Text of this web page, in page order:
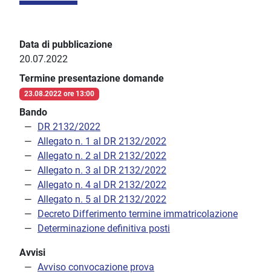
Data di pubblicazione
20.07.2022
Termine presentazione domande
23.08.2022 ore 13:00
Bando
DR 2132/2022
Allegato n. 1 al DR 2132/2022
Allegato n. 2 al DR 2132/2022
Allegato n. 3 al DR 2132/2022
Allegato n. 4 al DR 2132/2022
Allegato n. 5 al DR 2132/2022
Decreto Differimento termine immatricolazione
Determinazione definitiva posti
Avvisi
Avviso convocazione prova